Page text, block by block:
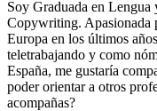
Soy Graduada en
Copywriting. Apasionada
Europa en los últimos
teletrabajando y como
España, me gustaría
poder orientar a otros
acompañas?